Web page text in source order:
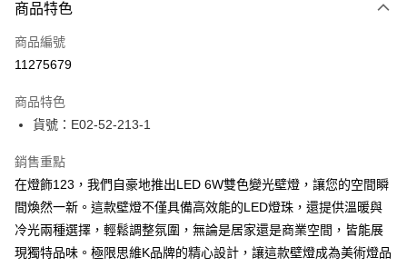
信用卡一次付款
LINE Pay
街口支付
悠遊付
Google Pay
全盈+PAY
AFTEE先享後付
商品特色
商品編號
11275679
商品特色
貨號：E02-52-213-1
銷售重點
在燈飾123，我們自豪地推出LED 6W雙色變光壁燈，讓您的空間瞬
間煥然一新。這款壁燈不僅具備高效能的LED燈珠，還提供溫暖與
冷光兩種選擇，輕鬆調整氛圍，無論是居家還是商業空間，皆能展
現獨特品味。極限思維K品牌的精心設計，讓這款壁燈成為美術燈品